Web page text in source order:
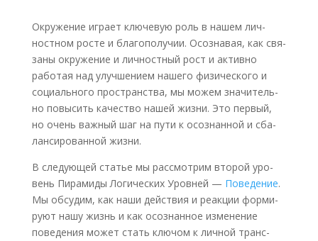
Окру­же­ние игра­ет клю­че­вую роль в нашем лич­
ност­ном росте и бла­го­по­лу­чии. Осо­зна­вая, как свя­
за­ны окру­же­ние и лич­ност­ный рост и актив­но
рабо­тая над улуч­ше­ни­ем наше­го физи­че­ско­го и
соци­аль­но­го про­стран­ства, мы можем зна­чи­тель­
но повы­сить каче­ство нашей жиз­ни. Это пер­вый,
но очень важ­ный шаг на пути к осо­знан­ной и сба­
лан­си­ро­ван­ной жиз­ни.
В сле­ду­ю­щей ста­тье мы рас­смот­рим вто­рой уро­
вень Пира­ми­ды Логи­че­ских Уров­ней — Пове­де­ние.
Мы обсу­дим, как наши дей­ствия и реак­ции фор­ми­
ру­ют нашу жизнь и как осо­знан­ное изме­не­ние
пове­де­ния может стать клю­чом к лич­ной транс­